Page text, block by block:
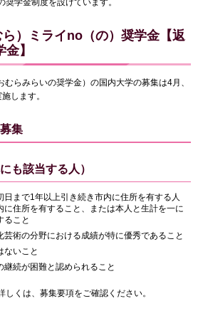
学金制度を設けています。
）ミライno（の）奨学金【返
】
らみらいの奨学金）の国内大学の募集は4月、
します。
集
も該当する人）
まで1年以上引き続き市内に住所を有する人
に住所を有すること、または本人と生計を一に
ること
術の分野における成績が特に優秀であること
ないこと
続が困難と認められること
くは、募集要項をご確認ください。